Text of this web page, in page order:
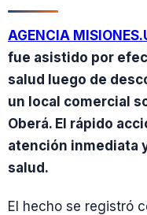
AGENCIA
fue asistido por
salud luego de
un local comercial
Oberá. El rápido
atención inmediata
salud.
El hecho se registró